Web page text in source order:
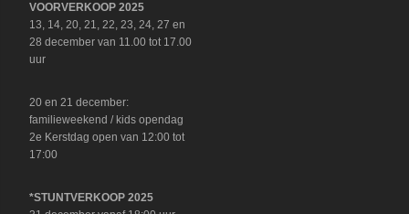
VOORVERKOOP 2025
13, 14, 20, 21, 22, 23, 24, 27 en
28 december van 11.00 tot 17.00
uur
20 en 21 december:
familieweekend / kids opendag
2e Kerstdag open van 12:00 tot
17:00
*STUNTVERKOOP 2025